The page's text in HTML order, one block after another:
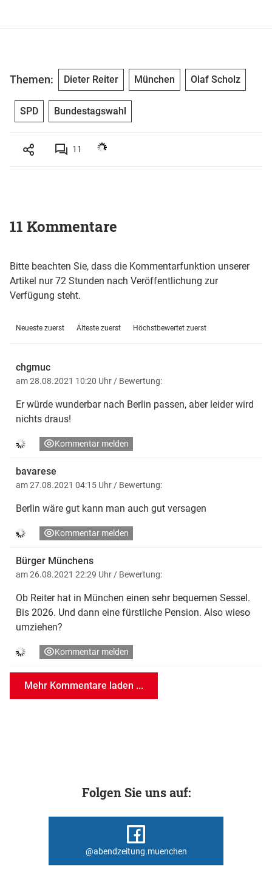
Themen: Dieter Reiter München Olaf Scholz
SPD Bundestagswahl
11
11 Kommentare
Bitte beachten Sie, dass die Kommentarfunktion unserer
Artikel nur 72 Stunden nach Veröffentlichung zur
Verfügung steht.
Neueste zuerst Älteste zuerst Höchstbewertet zuerst
chgmuc
am 28.08.2021 10:20 Uhr / Bewertung:
Er würde wunderbar nach Berlin passen, aber leider wird
nichts draus!
Kommentar melden
bavarese
am 27.08.2021 04:15 Uhr / Bewertung:
Berlin wäre gut kann man auch gut versagen
Kommentar melden
Bürger Münchens
am 26.08.2021 22:29 Uhr / Bewertung:
Ob Reiter hat in München einen sehr bequemen Sessel.
Bis 2026. Und dann eine fürstliche Pension. Also wieso
umziehen?
Kommentar melden
Mehr Kommentare laden ...
Folgen Sie uns auf:
@abendzeitung.muenchen